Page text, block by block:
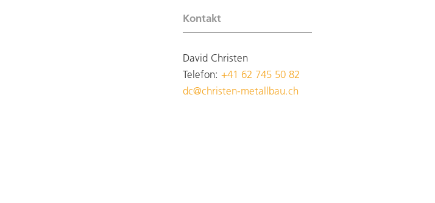
Kontakt
David Christen
Telefon: +41 62 745 50 82
dc@christen-metallbau.ch